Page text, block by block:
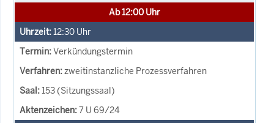
Ab 12:00 Uhr
12:30 Uhr
Verkündungstermin
zweitinstanzliche Prozessverfahren
153 (Sitzungssaal)
7 U 69/24